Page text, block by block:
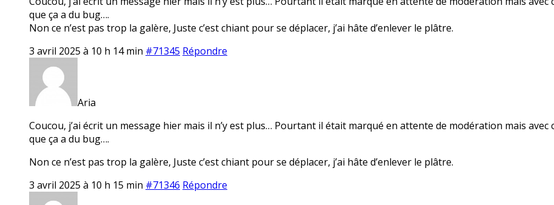
que ça a du bug….
Non ce n’est pas trop la galère, Juste c’est chiant pour se déplacer, j’ai hâte d’enlever le plâtre.
3 avril 2025 à 10 h 14 min #71345 Répondre
Aria
Coucou, j’ai écrit un message hier mais il n’y est plus… Pourtant il était marqué en attente de modération mais avec
que ça a du bug….
Non ce n’est pas trop la galère, Juste c’est chiant pour se déplacer, j’ai hâte d’enlever le plâtre.
3 avril 2025 à 10 h 15 min #71346 Répondre